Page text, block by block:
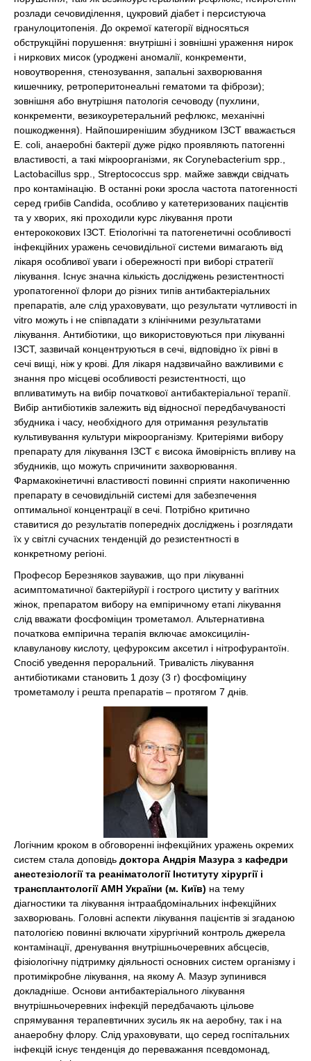
розлади сечовиділення, цукровий діабет і персистуюча
гранулоцитопенія. До окремої категорії відносяться
обструкційні порушення: внутрішні і зовнішні ураження нирок
і ниркових мисок (уроджені аномалії, конкременти,
новоутворення, стенозування, запальні захворювання
кишечнику, ретроперитонеальні гематоми та фібрози);
зовнішня або внутрішня патологія сечоводу (пухлини,
конкременти, везикоуретеральний рефлюкс, механічні
пошкодження). Найпоширенішим збудником ІЗСТ вважається
E. coli, анаеробні бактерії дуже рідко проявляють патогенні
властивості, а такі мікроорганізми, як Corynebacterium spp.,
Lactobacillus spp., Streptococcus spp. майже завжди свідчать
про контамінацію. В останні роки зросла частота патогенності
серед грибів Candida, особливо у катетеризованих пацієнтів
та у хворих, які проходили курс лікування проти
ентерококових ІЗСТ. Етіологічні та патогенетичні особливості
інфекційних уражень сечовидільної системи вимагають від
лікаря особливої уваги і обережності при виборі стратегії
лікування. Існує значна кількість досліджень резистентності
уропатогенної флори до різних типів антибактеріальних
препаратів, але слід ураховувати, що результати чутливості in
vitro можуть і не співпадати з клінічними результатами
лікування. Антибіотики, що використовуються при лікуванні
ІЗСТ, зазвичай концентруються в сечі, відповідно їх рівні в
сечі вищі, ніж у крові. Для лікаря надзвичайно важливими є
знання про місцеві особливості резистентності, що
впливатимуть на вибір початкової антибактеріальної терапії.
Вибір антибіотиків залежить від відносної передбачуваності
збудника і часу, необхідного для отримання результатів
культивування культури мікроорганізму. Критеріями вибору
препарату для лікування ІЗСТ є висока ймовірність впливу на
збудників, що можуть спричинити захворювання.
Фармакокінетичні властивості повинні сприяти накопиченню
препарату в сечовидільній системі для забезпечення
оптимальної концентрації в сечі. Потрібно критично
ставитися до результатів попередніх досліджень і розглядати
їх у світлі сучасних тенденцій до резистентності в
конкретному регіоні.
Професор Березняков зауважив, що при лікуванні
асимптоматичної бактерійурії і гострого циститу у вагітних
жінок, препаратом вибору на емпіричному етапі лікування
слід вважати фосфоміцин трометамол. Альтернативна
початкова емпірична терапія включає амоксицилін-
клавуланову кислоту, цефуроксим аксетил і нітрофурантоїн.
Спосіб уведення пероральний. Тривалість лікування
антибіотиками становить 1 дозу (3 г) фосфоміцину
трометамолу і решта препаратів – протягом 7 днів.
Логічним кроком в обговоренні інфекційних уражень окремих
систем стала доповідь доктора Андрія Мазура з кафедри
анестезіології та реаніматології Інституту хірургії і
трансплантології АМН України (м. Київ) на тему
діагностики та лікування інтраабдомінальних інфекційних
захворювань. Головні аспекти лікування пацієнтів зі згаданою
патологією повинні включати хірургічний контроль джерела
контамінації, дренування внутрішньочеревних абсцесів,
фізіологічну підтримку діяльності основних систем організму і
протимікробне лікування, на якому А. Мазур зупинився
докладніше. Основи антибактеріального лікування
внутрішньочеревних інфекцій передбачають цільове
спрямування терапевтичних зусиль як на аеробну, так і на
анаеробну флору. Слід ураховувати, що серед госпітальних
інфекцій існує тенденція до переважання псевдомонад,